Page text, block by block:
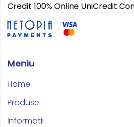
Credit 100% Online UniCredit
Meniu
Home
Produse
Informatii